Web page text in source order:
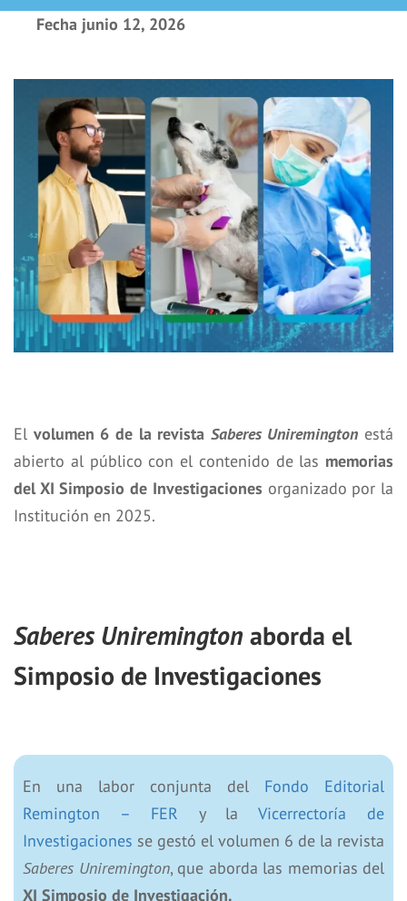
Fecha junio 12, 2026
El volumen 6 de la revista Saberes Uniremington está
abierto al público con el contenido de las memorias
del XI Simposio de Investigaciones organizado por la
Institución en 2025.
Saberes Uniremington aborda el
Simposio de Investigaciones
En una labor conjunta del Fondo Editorial
Remington – FER y laVicerrectoría de
Investigaciones se gestó el volumen 6 de la revista
Saberes Uniremington, que aborda las memorias del
XI Simposio de Investigación.